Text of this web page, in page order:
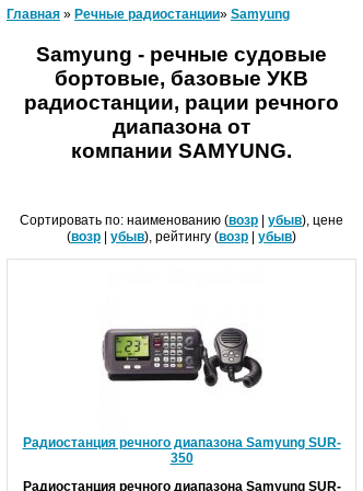
Главная » Речные радиостанц­ии» Samyung
Samyung - речные судовые
бортовые, базовые УКВ
радиостанции, рации речного
диапазона от
компании SAMYUNG.
Сортировать по: наименованию (возр убыв), цене
(возр убыв), рейтингу (возр убыв)
Радиостанция речного диапазона Samyung SUR-
350
Радиостанция речного диапазона Samyung SUR-